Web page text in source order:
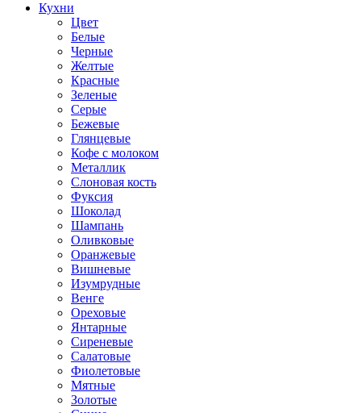
Кухни
Цвет
Белые
Черные
Желтые
Красные
Зеленые
Серые
Бежевые
Глянцевые
Кофе с молоком
Металлик
Слоновая кость
Фуксия
Шоколад
Шампань
Оливковые
Оранжевые
Вишневые
Изумрудные
Венге
Ореховые
Янтарные
Сиреневые
Салатовые
Фиолетовые
Мятные
Золотые